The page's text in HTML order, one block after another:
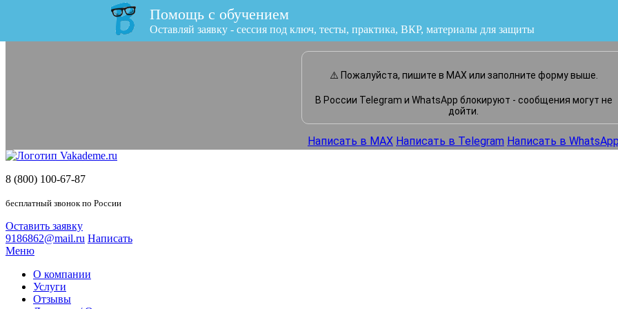
Помощь с обучением
Оставляй заявку - сессия под ключ, тесты, практика, ВКР
или напишите нам прямо сейчас
⚠️ Пожалуйста, пишите в MAX или заполните форму выше.
В России Telegram и WhatsApp блокируют - сообщения могут не
дойти.
Написать в MAX Написать в Telegram Написать в
8 (800) 100-67-87
бесплатный звонок по России
Оставить заявку
9186862@mail.ru Написать
Меню
О компании
Услуги
Отзывы